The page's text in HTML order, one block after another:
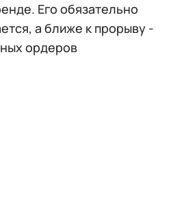
Его обязательно
а ближе к прорыву -
ордеров